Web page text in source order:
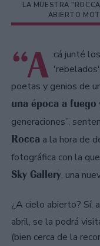
LA MUESTRA
ABIERTO
“A cá junté
poetas y genios de
una época a fuego
generaciones”,
Rocca a la hora de
fotográfica con la
Sky Gallery, una
¿A cielo abierto? Sí,
abril, se la podrá
(bien cerca de la